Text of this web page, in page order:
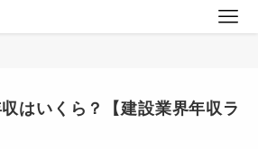
はいくら？【建設業界年収ラ